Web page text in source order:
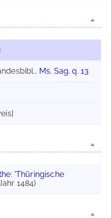
Ms. Sag. q. 13
: 'Thüringische
1484)